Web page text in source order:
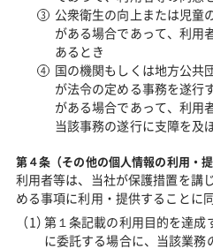
公衆衛生の向上または児童
がある場合であって、利用
あるとき
国の機関もしくは地方公共
が法令の定める事務を遂行
がある場合であって、利用
当該事務の遂行に支障を及
第４条（その他の個人情報の利用・提
利用者等は、当社が保護措置を講
める事項に利用・提供することに
第１条記載の利用目的を達成
に委託する場合に、当該業務